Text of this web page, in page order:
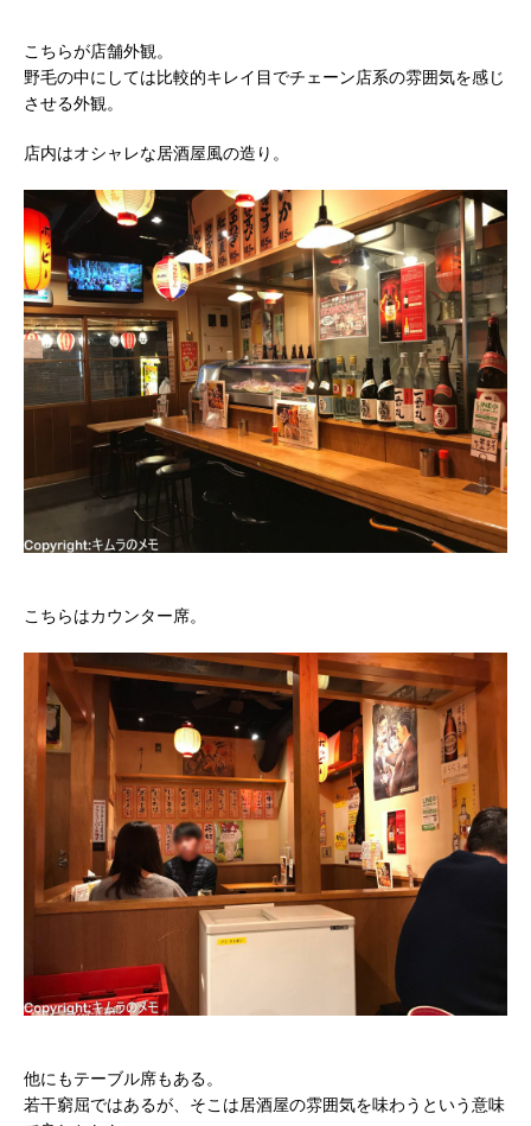
こちらが店舗外観。
野毛の中にしては比較的キレイ目でチェーン店系の雰囲気を感じ
させる外観。
店内はオシャレな居酒屋風の造り。
こちらはカウンター席。
他にもテーブル席もある。
若干窮屈ではあるが、そこは居酒屋の雰囲気を味わうという意味